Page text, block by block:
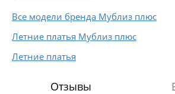
Все модели бренда Мублиз плюс
Летние платья Мублиз плюс
Летние платья
Отзывы